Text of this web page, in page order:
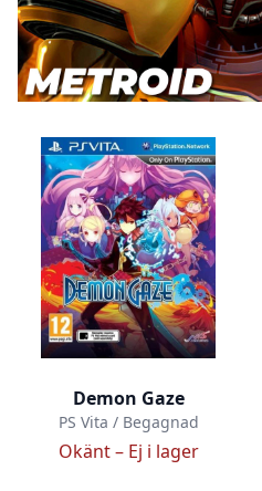
Demon Gaze
PS Vita / Begagnad
Okänt – Ej i lager